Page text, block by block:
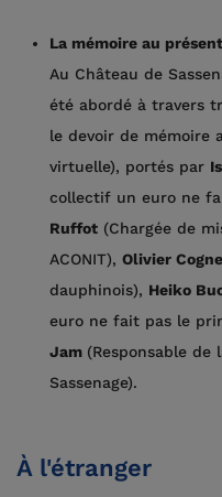
La mémoire au présent
Au Château de
été abordé à travers
le devoir de mémoire
virtuelle), portés par
collectif un euro ne
Ruffot (Chargée de
ACONIT), Olivier Cogne
dauphinois), Heiko
euro ne fait pas le
Jam (Responsable de
Sassenage).
À l'étranger